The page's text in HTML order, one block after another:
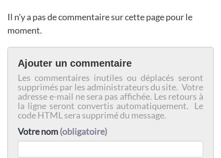
Il n'y a pas de commentaire sur cette page pour le
moment.
Ajouter un commentaire
Les commentaires inutiles ou déplacés seront
supprimés par les administrateurs du site. Votre
adresse e-mail ne sera pas affichée. Les retours à
la ligne seront convertis automatiquement. Le
code HTML sera supprimé du message.
Votre nom(obligatoire)